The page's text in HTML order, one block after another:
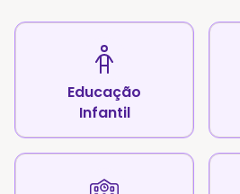
Educação
Infantil